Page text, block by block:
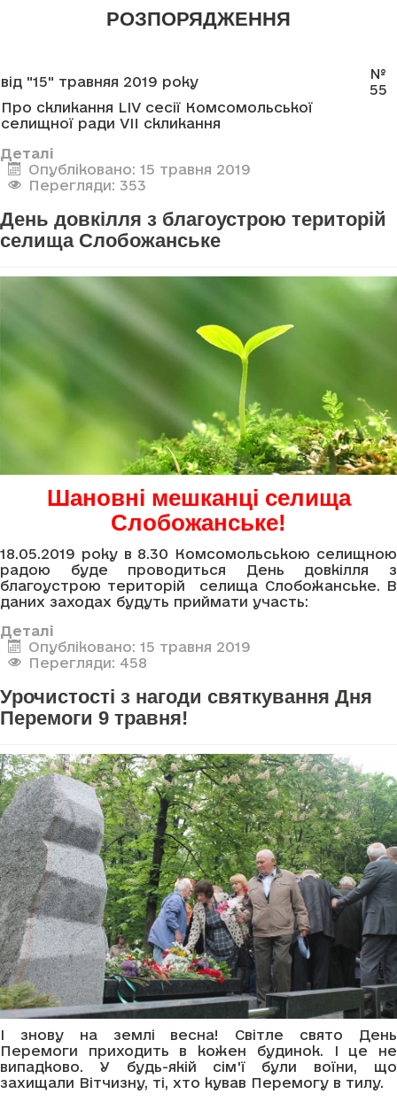
РОЗПОРЯДЖЕННЯ
від "15" травняя 2019 року
№
55
Про скликання LIV сесії Комсомольської
селищної ради VII скликання
Деталі
Опубліковано: 15 травня 2019
Перегляди: 353
День довкілля з благоустрою територій
селища Слобожанське
Шановні мешканці селища
Слобожанське!
18.05.2019 року в 8.30 Комсомольською селищною
радою буде проводиться День довкілля з
благоустрою територій селища Слобожанське. В
даних заходах будуть приймати участь:
Деталі
Опубліковано: 15 травня 2019
Перегляди: 458
Урочистості з нагоди святкування Дня
Перемоги 9 травня!
І знову на землі весна! Світле свято День
Перемоги приходить в кожен будинок. І це не
випадково. У будь-якій сім'ї були воїни, що
захищали Вітчизну, ті, хто кував Перемогу в тилу.